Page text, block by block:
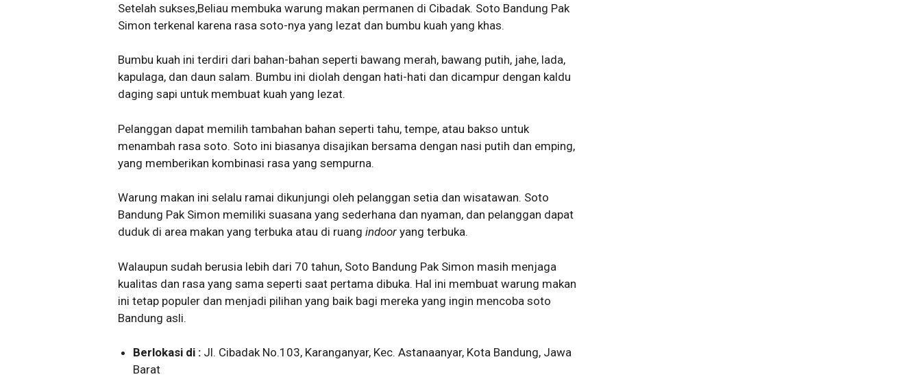
Setelah sukses,Beliau membuka warung makan permanen di Cibadak. Soto Bandung Pak
Simon terkenal karena rasa soto-nya yang lezat dan bumbu kuah yang khas.
Bumbu kuah ini terdiri dari bahan-bahan seperti bawang merah, bawang putih, jahe, lada,
kapulaga, dan daun salam. Bumbu ini diolah dengan hati-hati dan dicampur dengan kaldu
daging sapi untuk membuat kuah yang lezat.
Pelanggan dapat memilih tambahan bahan seperti tahu, tempe, atau bakso untuk
menambah rasa soto. Soto ini biasanya disajikan bersama dengan nasi putih dan emping,
yang memberikan kombinasi rasa yang sempurna.
Warung makan ini selalu ramai dikunjungi oleh pelanggan setia dan wisatawan. Soto
Bandung Pak Simon memiliki suasana yang sederhana dan nyaman, dan pelanggan dapat
duduk di area makan yang terbuka atau di ruang indoor yang terbuka.
Walaupun sudah berusia lebih dari 70 tahun, Soto Bandung Pak Simon masih menjaga
kualitas dan rasa yang sama seperti saat pertama dibuka. Hal ini membuat warung makan
ini tetap populer dan menjadi pilihan yang baik bagi mereka yang ingin mencoba soto
Bandung asli.
Berlokasi di : Jl. Cibadak No.103, Karanganyar, Kec. Astanaanyar, Kota Bandung, Jawa
Barat